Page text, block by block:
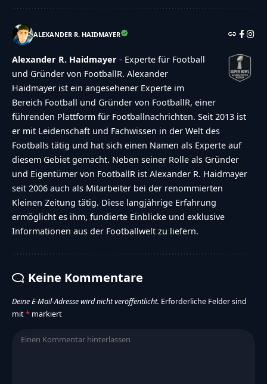
ALEXANDER R. HAIDMAYER
Alexander R. Haidmayer - Experte für Football
und Gründer von FootballR. Alexander
Haidmayer ist ein angesehener Experte im
Bereich Football und Gründer von FootballR, einer
führenden Plattform für Footballnachrichten. Seit 2013 ist
er mit Leidenschaft und Fachwissen in der Welt des
Footballs tätig und hat sich einen Namen als Experte auf
diesem Gebiet gemacht. Neben seiner Rolle als Gründer
und Eigentümer von FootballR ist Alexander R. Haidmayer
seit 2006 auch als Mitarbeiter bei der renommierten
Kleinen Zeitung tätig. Diese langjährige Erfahrung
ermöglicht es ihm, fundierte Einblicke und exklusive
Informationen aus der Footballwelt zu liefern.
Keine Kommentare
Deine E-Mail-Adresse wird nicht veröffentlicht. Erforderliche Felder sind
mit* markiert